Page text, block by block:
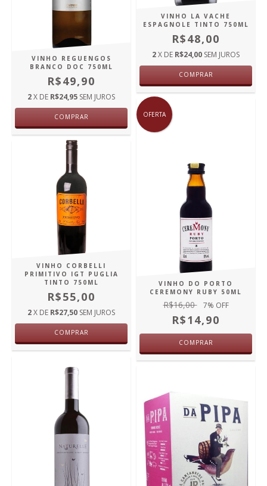
VINHO REGUENGOS
BRANCO DOC 750ML
R$49,90
2X DE R$24,95 SEM JUROS
COMPRAR
VINHO LA VACHE
ESPAGNOLE TINTO 750ML
R$48,00
2X DE R$24,00 SEM JUROS
COMPRAR
VINHO CORBELLI
PRIMITIVO IGT PUGLIA
TINTO 750ML
R$55,00
2X DE R$27,50 SEM JUROS
COMPRAR
OFERTA
VINHO DO PORTO
CEREMONY RUBY 50ML
R$16,00 7% OFF
R$14,90
COMPRAR